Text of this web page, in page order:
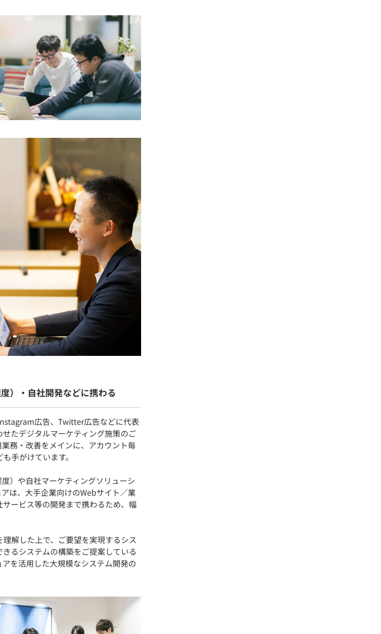
）・自社開発などに携わる
広告、Twitter広告などに代表
たデジタルマーケティング施策のご
務・改善をメインに、アカウント毎
手がけています。
）や自社マーケティングソリューシ
は、大手企業向けのWebサイト／業
ービス等の開発まで携わるため、幅
解した上で、ご要望を実現するシス
るシステムの構築をご提案している
を活用した大規模なシステム開発の